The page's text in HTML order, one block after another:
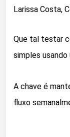
Larissa Costa,
Que tal testar
simples
A chave é
fluxo